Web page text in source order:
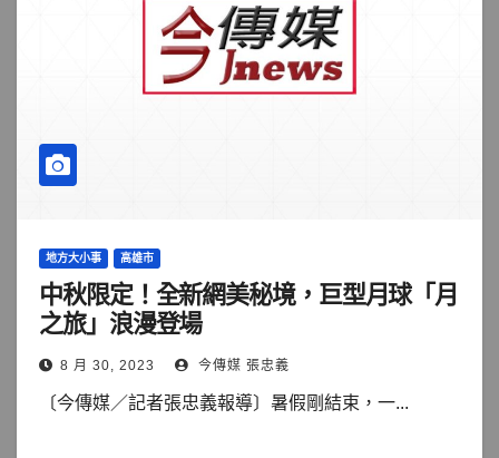
地方大小事 高雄市
中秋限定！全新網美秘境，巨型月球「月
之旅」浪漫登場
8 月 30, 2023 今傳媒 張忠義
〔今傳媒／記者張忠義報導〕暑假剛結束，一...